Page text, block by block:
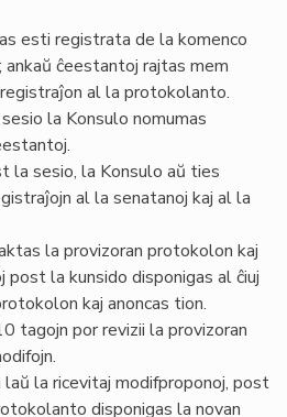
esti registrata de la komenco
ankaŭ ĉeestantoj rajtas mem
al la protokolanto.
la Konsulo nomumas
sesio, la Konsulo aŭ ties
al la senatanoj kaj al la
la provizoran protokolon kaj
la kunsido disponigas al ĉiuj
kaj anoncas tion.
tagojn por revizii la provizoran
la ricevitaj modifproponoj, post
disponigas la novan